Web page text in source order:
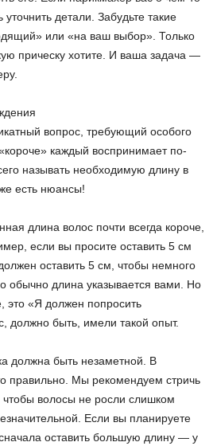
детали. Забудьте такие
или «на ваш выбор». Только
прическу хотите. И ваша задача —
вопрос, требующий особого
каждый воспринимает по-
называть необходимую длину в
есть нюансы!
длина волос почти всегда короче,
если вы просите оставить 5 см
оставить 5 см, чтобы немного
обычно длина указывается вами. Но
это «Я должен попросить
должно быть, имели такой опыт.
должна быть незаметной. В
правильно. Мы рекомендуем стричь
волосы не росли слишком
Если вы планируете
оставить большую длину — у